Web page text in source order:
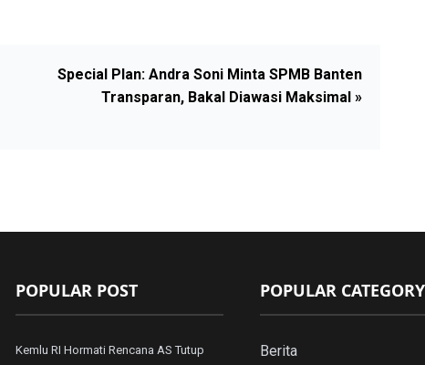
Special Plan: Andra Soni Minta SPMB Banten
Transparan, Bakal Diawasi Maksimal »
POPULAR POST
Kemlu RI Hormati Rencana AS Tutup
POPULAR CATEGORY
Berita